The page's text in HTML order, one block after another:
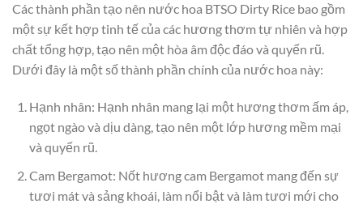
Các thành phần tạo nên nước hoa BTSO Dirty Rice bao gồm
một sự kết hợp tinh tế của các hương thơm tự nhiên và hợp
chất tổng hợp, tạo nên một hòa âm độc đáo và quyến rũ.
Dưới đây là một số thành phần chính của nước hoa này:
Hạnh nhân: Hạnh nhân mang lại một hương thơm ấm áp,
ngọt ngào và dịu dàng, tạo nên một lớp hương mềm mại
và quyến rũ.
Cam Bergamot: Nốt hương cam Bergamot mang đến sự
tươi mát và sảng khoái, làm nổi bật và làm tươi mới cho